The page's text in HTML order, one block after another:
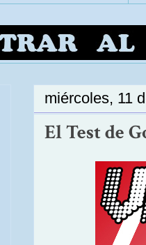
miércoles, 11
El Test de